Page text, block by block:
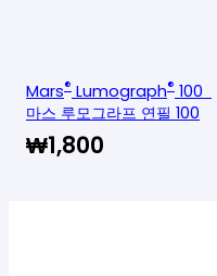
Mars® Lumograph® 100
마스 루모그라프 연필 100
₩1,800